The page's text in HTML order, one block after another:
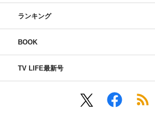
ランキング
BOOK
TV LIFE最新号